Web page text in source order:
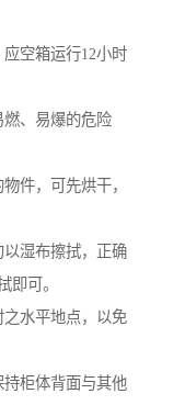
空箱运行12小时
、易爆的危险
件，可先烘干，
湿布擦拭，正确
即可。
水平地点，以免
柜体背面与其他